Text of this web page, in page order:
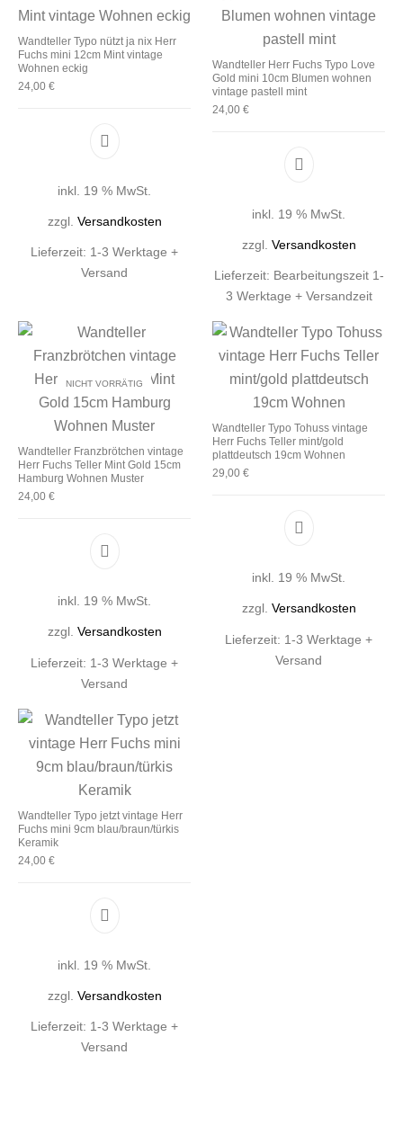
Wandteller Typo nützt ja nix Herr
Fuchs mini 12cm Mint vintage
Wohnen eckig
24,00 €
inkl. 19 % MwSt.
zzgl. Versandkosten
Lieferzeit: 1-3 Werktage +
Versand
Wandteller Herr Fuchs Typo Love
Gold mini 10cm Blumen wohnen
vintage pastell mint
24,00 €
inkl. 19 % MwSt.
zzgl. Versandkosten
Lieferzeit: Bearbeitungszeit 1-
3 Werktage + Versandzeit
NICHT VORRÄTIG
Wandteller Franzbrötchen vintage
Herr Fuchs Teller Mint Gold 15cm
Hamburg Wohnen Muster
24,00 €
inkl. 19 % MwSt.
zzgl. Versandkosten
Lieferzeit: 1-3 Werktage +
Versand
Wandteller Typo Tohuss vintage
Herr Fuchs Teller mint/gold
plattdeutsch 19cm Wohnen
29,00 €
inkl. 19 % MwSt.
zzgl. Versandkosten
Lieferzeit: 1-3 Werktage +
Versand
Wandteller Typo jetzt vintage Herr
Fuchs mini 9cm blau/braun/türkis
Keramik
24,00 €
inkl. 19 % MwSt.
zzgl. Versandkosten
Lieferzeit: 1-3 Werktage +
Versand